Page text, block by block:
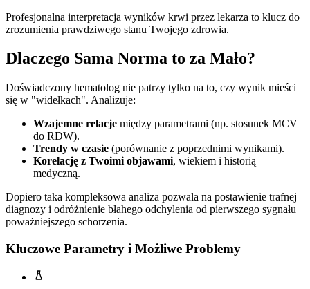
Profesjonalna interpretacja wyników krwi przez lekarza to klucz do
zrozumienia prawdziwego stanu Twojego zdrowia.
Dlaczego Sama Norma to za Mało?
Doświadczony hematolog nie patrzy tylko na to, czy wynik mieści
się w "widełkach". Analizuje:
Wzajemne relacje między parametrami (np. stosunek MCV
do RDW).
Trendy w czasie (porównanie z poprzednimi wynikami).
Korelację z Twoimi objawami, wiekiem i historią
medyczną.
Dopiero taka kompleksowa analiza pozwala na postawienie trafnej
diagnozy i odróżnienie błahego odchylenia od pierwszego sygnału
poważniejszego schorzenia.
Kluczowe Parametry i Możliwe Problemy